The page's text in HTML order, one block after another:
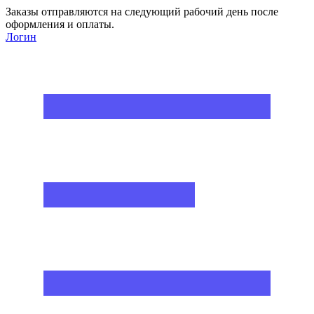
Заказы отправляются на следующий рабочий день после
оформления и оплаты.
Логин